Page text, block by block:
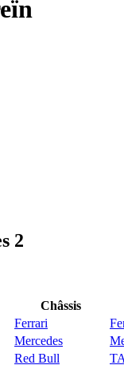
2
Châssis
Ferrari
Mercedes
Red Bull